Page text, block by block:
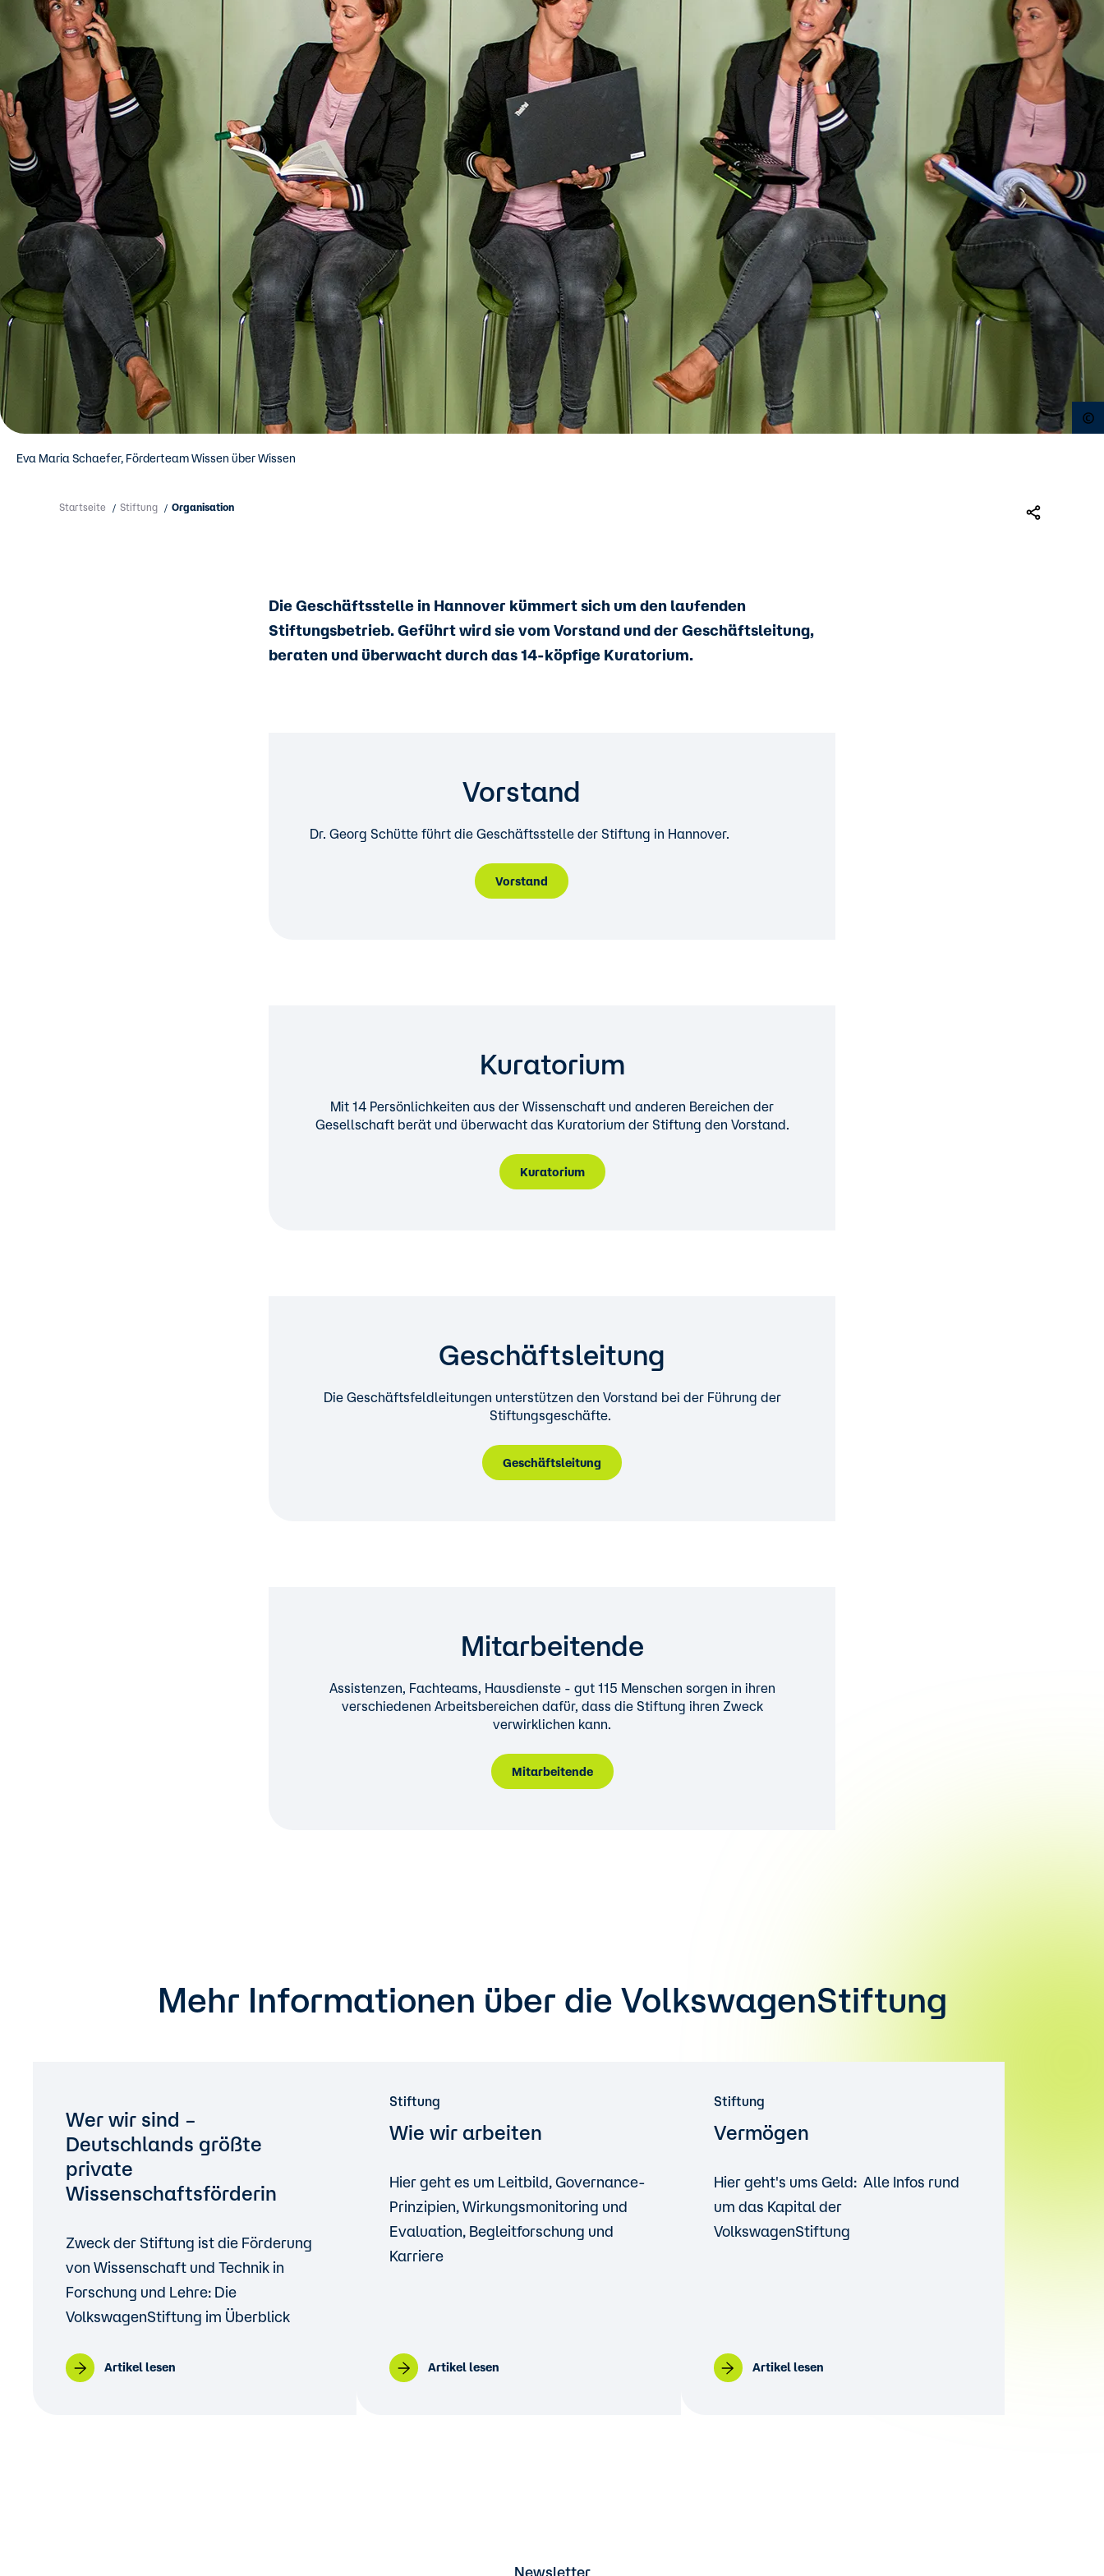
Eva Maria Schaefer, Förderteam Wissen über Wissen
Startseite / Stiftung / Organisation
Die Geschäftsstelle in Hannover kümmert sich um den laufenden
Stiftungsbetrieb. Geführt wird sie vom Vorstand und der Geschäftsleitung,
beraten und überwacht durch das 14-köpfige Kuratorium.
Vorstand
Dr. Georg Schütte führt die Geschäftsstelle der Stiftung in Hannover.
Vorstand
Kuratorium
Mit 14 Persönlichkeiten aus der Wissenschaft und anderen Bereichen der
Gesellschaft berät und überwacht das Kuratorium der Stiftung den Vorstand.
Kuratorium
Geschäftsleitung
Die Geschäftsfeldleitungen unterstützen den Vorstand bei der Führung der
Stiftungsgeschäfte.
Geschäftsleitung
Mitarbeitende
Assistenzen, Fachteams, Hausdienste - gut 115 Menschen sorgen in ihren
verschiedenen Arbeitsbereichen dafür, dass die Stiftung ihren Zweck
verwirklichen kann.
Mitarbeitende
Mehr Informationen über die VolkswagenStiftung
Wer wir sind –
Deutschlands größte
private
Wissenschaftsförderin
Zweck der Stiftung ist die Förderung
von Wissenschaft und Technik in
Forschung und Lehre: Die
VolkswagenStiftung im Überblick
Artikel lesen
Stiftung
Wie wir arbeiten
Hier geht es um Leitbild, Governance-
Prinzipien, Wirkungsmonitoring und
Evaluation, Begleitforschung und
Karriere
Artikel lesen
Stiftung
Vermögen
Hier geht's ums Geld: Alle Infos rund
um das Kapital der
VolkswagenStiftung
Artikel lesen
Newsletter